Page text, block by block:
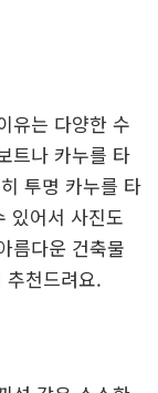
유는 다양한 수
트나 카누를 타
투명 카누를 타
있어서 사진도
름다운 건축물
추천드려요.